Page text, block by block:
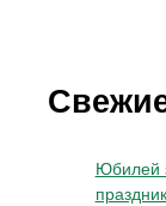
Юбилей